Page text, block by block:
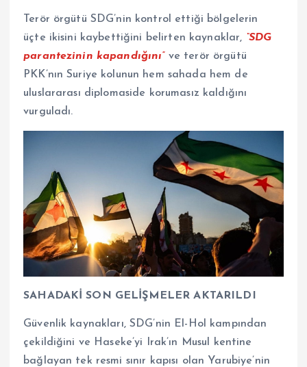
Terör örgütü SDG’nin kontrol ettiği bölgelerin
üçte ikisini kaybettiğini belirten kaynaklar, “SDG
parantezinin kapandığını”ve terör örgütü
PKK’nın Suriye kolunun hem sahada hem de
uluslararası diplomaside korumasız kaldığını
vurguladı.
SAHADAKİ SON GELİŞMELER AKTARILDI
Güvenlik kaynakları, SDG’nin El-Hol kampından
çekildiğini ve Haseke’yi Irak’ın Musul kentine
bağlayan tek resmi sınır kapısı olan Yarubiye’nin